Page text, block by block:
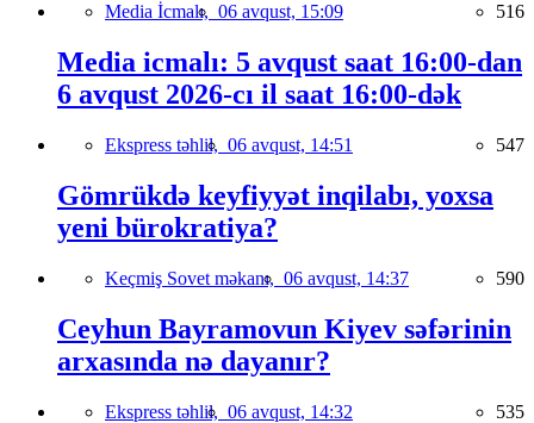
Media İcmalı, 06 avqust, 15:09 516
Media icmalı: 5 avqust saat 16:00-dan
6 avqust 2026-cı il saat 16:00-dək
Ekspress təhlil, 06 avqust, 14:51 547
Gömrükdə keyfiyyət inqilabı, yoxsa
yeni bürokratiya?
Keçmiş Sovet məkanı, 06 avqust, 14:37 590
Ceyhun Bayramovun Kiyev səfərinin
arxasında nə dayanır?
Ekspress təhlil, 06 avqust, 14:32 535